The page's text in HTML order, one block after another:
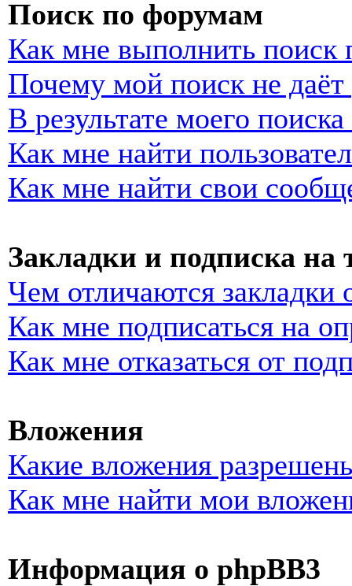
Поиск по форумам
Как мне выполнить
Почему мой поиск не даёт
В результате моего
Как мне найти
Как мне найти свои
Закладки и подписка на
Чем отличаются закладки
Как мне подписаться на
Как мне отказаться от
Вложения
Какие вложения
Как мне найти мои
Информация о phpBB3